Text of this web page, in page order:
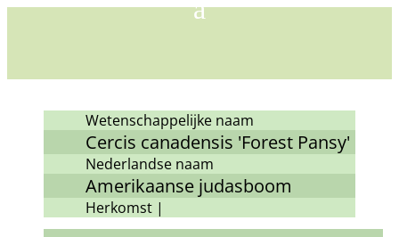
Wetenschappelijke naam
Cercis canadensis 'Forest Pansy'
Nederlandse naam
Amerikaanse judasboom
Herkomst |